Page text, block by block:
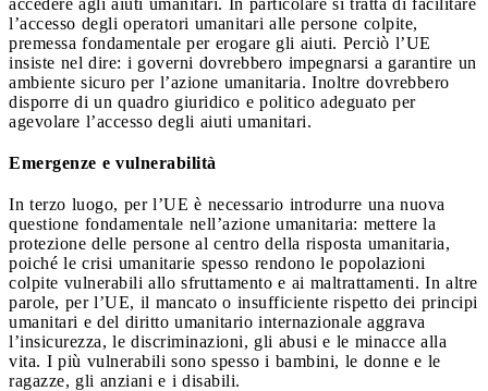
l’accesso degli operatori umanitari alle persone colpite,
premessa fondamentale per erogare gli aiuti. Perciò l’UE
insiste nel dire: i governi dovrebbero impegnarsi a garantire un
ambiente sicuro per l’azione umanitaria. Inoltre dovrebbero
disporre di un quadro giuridico e politico adeguato per
agevolare l’accesso degli aiuti umanitari.
Emergenze e vulnerabilità
In terzo luogo, per l’UE è necessario introdurre una nuova
questione fondamentale nell’azione umanitaria: mettere la
protezione delle persone al centro della risposta umanitaria,
poiché le crisi umanitarie spesso rendono le popolazioni
colpite vulnerabili allo sfruttamento e ai maltrattamenti. In altre
parole, per l’UE, il mancato o insufficiente rispetto dei principi
umanitari e del diritto umanitario internazionale aggrava
l’insicurezza, le discriminazioni, gli abusi e le minacce alla
vita. I più vulnerabili sono spesso i bambini, le donne e le
ragazze, gli anziani e i disabili.